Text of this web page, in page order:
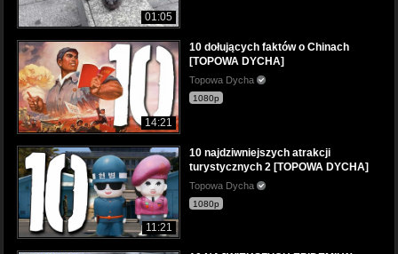
01:05
14:21
10 dołujących faktów o Chinach
[TOPOWA DYCHA]
Topowa Dycha
1080p
11:21
10 najdziwniejszych atrakcji
turystycznych 2 [TOPOWA DYCHA]
Topowa Dycha
1080p